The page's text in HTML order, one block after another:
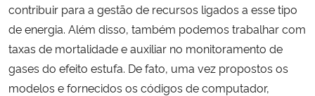
contribuir para a gestão de recursos ligados a esse tipo
de energia. Além disso, também podemos trabalhar com
taxas de mortalidade e auxiliar no monitoramento de
gases do efeito estufa. De fato, uma vez propostos os
modelos e fornecidos os códigos de computador,